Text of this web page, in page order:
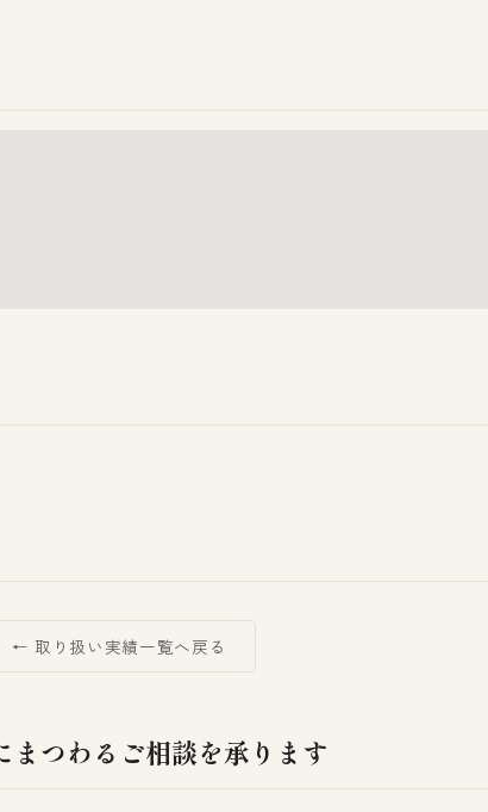
← 取り扱い実績一覧へ戻る
まつわるご相談を承ります